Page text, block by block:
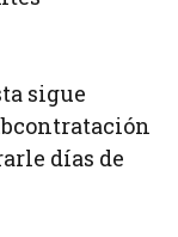
sigue
días de